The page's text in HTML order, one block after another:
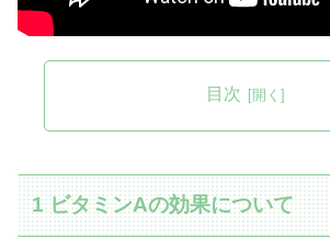
目次
1 ビタミンAの効果について